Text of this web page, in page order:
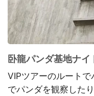
卧龍パンダ基地ナイ
VIPツアーのルート
でパンダを観察した